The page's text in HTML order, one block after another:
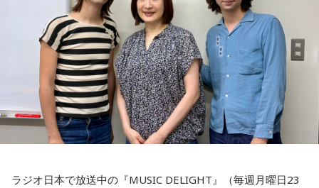
ラジオ日本で放送中の『MUSIC DELIGHT』（毎週月曜日23